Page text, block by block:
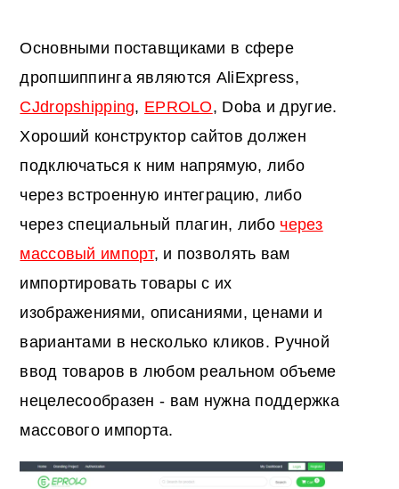
Основными поставщиками в сфере
дропшиппинга являются AliExpress,
CJdropshipping, EPROLO, Doba и другие.
Хороший конструктор сайтов должен
подключаться к ним напрямую, либо
через встроенную интеграцию, либо
через специальный плагин, либо через
массовый импорт, и позволять вам
импортировать товары с их
изображениями, описаниями, ценами и
вариантами в несколько кликов. Ручной
ввод товаров в любом реальном объеме
нецелесообразен - вам нужна поддержка
массового импорта.